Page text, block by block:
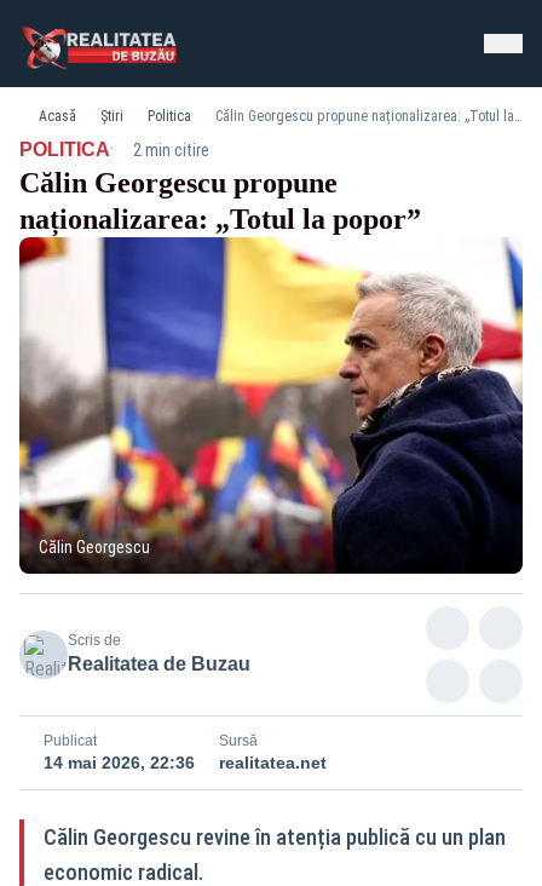
Acasă Știri Politica Călin Georgescu propune naționalizarea: „Totul la popor”
POLITICA· 2 min citire
Călin Georgescu propune
naționalizarea: „Totul la popor”
Călin Georgescu
Scris de
Realitatea de Buzau
Publicat
14 mai 2026, 22:36
Sursă
realitatea.net
Călin Georgescu revine în atenția publică cu un plan
economic radical.